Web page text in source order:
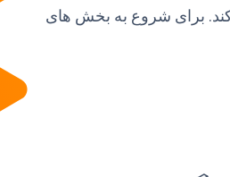
برای شروع به بخش های